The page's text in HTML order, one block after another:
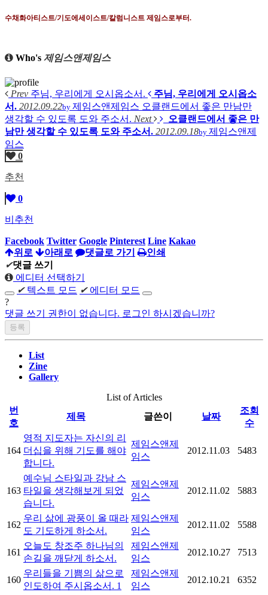
수채화아티스트/기도에세이스트/칼럼니스트 제임스로부터.
Who's 제임스앤제임스
Prev 주님, 우리에게 오시옵소서.
주님, 우리에게 오시옵소
서. 2012.09.22by 제임스앤제임스 오클랜드에서 좋은 만남만
생각할 수 있도록 도와 주소서. Next
오클랜드에서 좋은 만
남만 생각할 수 있도록 도와 주소서. 2012.09.18by 제임스앤제
임스
0
추천
0
비추천
Facebook Twitter Google Pinterest Line Kakao
위로
아래로 댓글로 가기
인쇄
✔댓글 쓰기
에디터 선택하기
✔ 텍스트 모드 ✔ 에디터 모드
?
댓글 쓰기 권한이 없습니다. 로그인 하시겠습니까?
List
Zine
Gallery
List of Articles
번
호
제목 글쓴이 날짜
조회
수
164
영적 지도자는 자신의 리
더십을 위해 기도를 해야
합니다.
제임스앤제
임스
2012.11.03 5483
163
예수님 스타일과 강남 스
타일을 생각해보게 되었
습니다.
제임스앤제
임스
2012.11.02 5883
162
우리 삶에 광풍이 올 때라
도 기도하게 하소서.
제임스앤제
임스
2012.11.02 5588
161
오늘도 창조주 하나님의
손길을 깨닫게 하소서.
제임스앤제
임스
2012.10.27 7513
160
우리들을 기쁨의 삶으로
인도하여 주시옵소서. 1
제임스앤제
임스
2012.10.21 6352